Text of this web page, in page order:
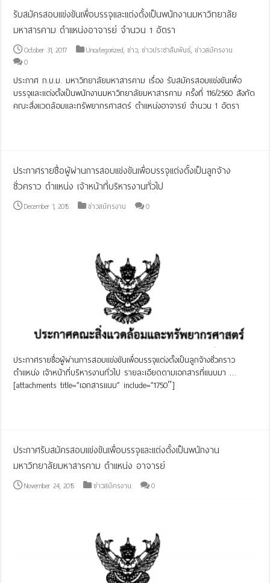
รับสมัครสอบแข่งขันเพื่อบรรจุและแต่งตั้งเป็นพนักงานมหาวิทยาลัย
มหาสารคาม ตำแหน่งอาจารย์ จำนวน 1 อัตรา
October 31, 2017 Uncategorized,ข่าว,ข่าวประชาสัมพันธ์,ข่าวสมัครงาน
0
ประกาศ ก.บ.ม. มหาวิทยาลัยมหาสารคาม เรื่อง รับสมัครสอบแข่งขันเพื่อ
บรรจุและแต่งตั้งเป็นพนักงานมหาวิทยาลัยมหาสารคาม ครั้งที่ 116/2560 สังกัด
คณะสิ่งแวดล้อมและทรัพยากรศาสตร์ ตำแหน่งอาจารย์ จำนวน 1 อัตรา
ประกาศรายชื่อผู้ผ่านการสอบแข่งขันเพื่อบรรจุแต่งตั้งเป็นลูกจ้าง
ชั่วคราว ตำแหน่ง เจ้าหน้าที่บริหารงานทั่วไป
December 1, 2015 ข่าวสมัครงาน 0
ประกาศรายชื่อผู้ผ่านการสอบแข่งขันเพื่อบรรจุแต่งตั้งเป็นลูกจ้างชั่วคราว
ตำแหน่ง เจ้าหน้าที่บริหารงานทั่วไป รายละเอียดตามเอกสารที่แนบมา …
[attachments title=”เอกสารแนบ” include=”1750″]
ประกาศรับสมัครสอบแข่งขันเพื่อบรรจุและแต่งตั้งเป็นพนักงาน
มหาวิทยาลัยมหาสารคาม ตำแหน่ง อาจารย์
November 24, 2015 ข่าวสมัครงาน 0